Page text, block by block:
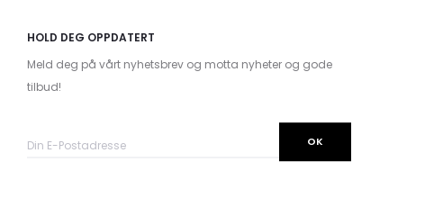
HOLD DEG OPPDATERT
Meld deg på vårt nyhetsbrev og motta nyheter og gode
tilbud!